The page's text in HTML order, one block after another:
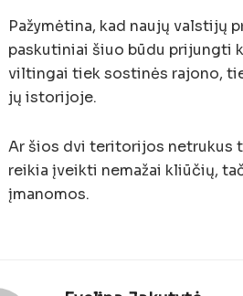
Pažymėtina, kad naujų valstijų
paskutiniai šiuo būdu prijungti
viltingai tiek sostinės rajono,
jų istorijoje.
Ar šios dvi teritorijos netrukus
reikia įveikti nemažai kliūčių,
įmanomos.